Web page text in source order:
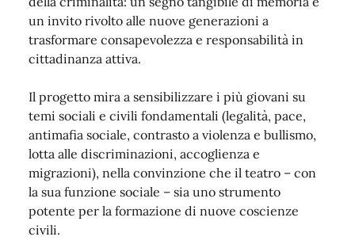
un invito rivolto alle nuove generazioni a
trasformare consapevolezza e responsabilità in
cittadinanza attiva.
Il progetto mira a sensibilizzare i più giovani su
temi sociali e civili fondamentali (legalità, pace,
antimafia sociale, contrasto a violenza e bullismo,
lotta alle discriminazioni, accoglienza e
migrazioni), nella convinzione che il teatro – con
la sua funzione sociale – sia uno strumento
potente per la formazione di nuove coscienze
civili.